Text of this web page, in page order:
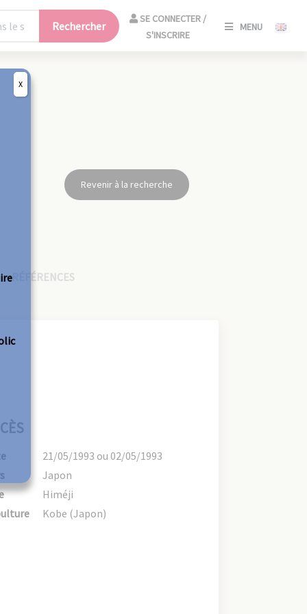
Rechercher
SE CONNECTER /
S'INSCRIRE
MENU
Revenir à la recherche
RÉFÉRENCES
21/05/1993 ou 02/05/1993
Japon
Himéji
Kobe (Japon)
X